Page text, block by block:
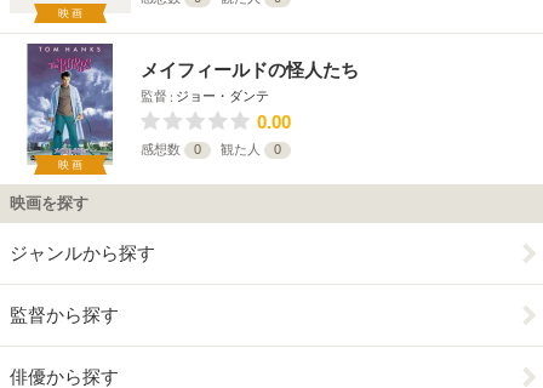
映画
映画
メイフィールドの怪人たち
監督 ジョー・ダンテ
0.00
感想数 0 観た人 0
映画を探す
ジャンルから探す
監督から探す
俳優から探す